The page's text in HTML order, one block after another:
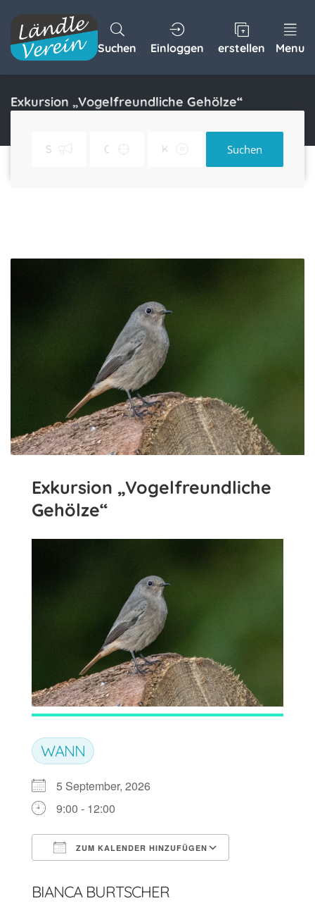
Suchen Einloggen erstellen Menu
Exkursion „Vogelfreundliche Gehölze“
Suchen
Exkursion „Vogelfreundliche
Gehölze“
WANN
5 September, 2026
9:00 - 12:00
ZUM KALENDER HINZUFÜGEN
BIANCA BURTSCHER